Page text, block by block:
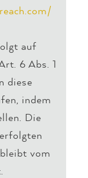
auf
6 Abs. 1
diese
indem
Die
vom